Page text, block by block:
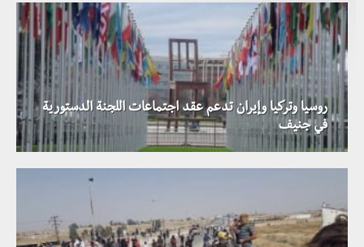
روسيا وتركيا وإيران تدعم عقد اجتماعات اللجنة الدستورية
في جنيف